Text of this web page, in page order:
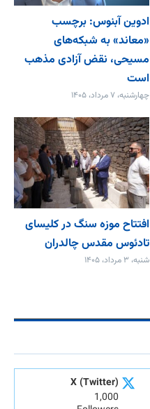
ادوین آبنوس: برچسب
«معاند» به شبکه‌های
مسیحی، نقض آزادی مذهب
است
چهارشنبه، ۷ مرداد، ۱۴۰۵
افتتاح موزه سنگ در کلیسای
تادئوس مقدس چالدران
شنبه، ۳ مرداد، ۱۴۰۵
X (Twitter)
1,000